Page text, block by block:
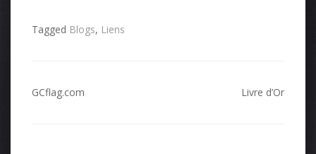
forum repart en
catégories
Tagged Blogs, Liens
Navigation
GCflag.com Livre d’Or